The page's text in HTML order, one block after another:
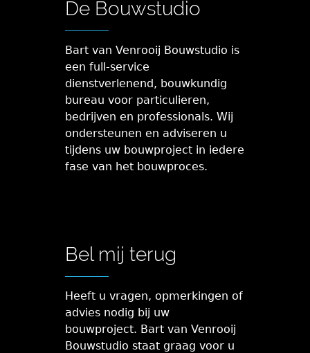
De Bouwstudio
Bart van Venrooij Bouwstudio is
een full-service
dienstverlenend, bouwkundig
bureau voor particulieren,
bedrijven en professionals. Wij
ondersteunen en adviseren u
tijdens uw bouwproject in iedere
fase van het bouwproces.
Bel mij terug
Heeft u vragen, opmerkingen of
advies nodig bij uw
bouwproject. Bart van Venrooij
Bouwstudio staat graag voor u